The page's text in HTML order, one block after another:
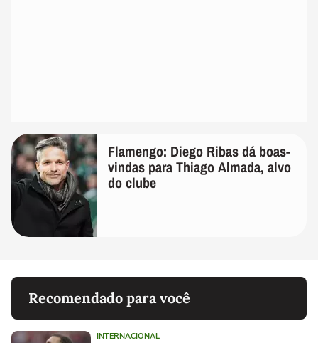
Flamengo: Diego Ribas dá boas-
vindas para Thiago Almada, alvo
do clube
Recomendado para você
INTERNACIONAL